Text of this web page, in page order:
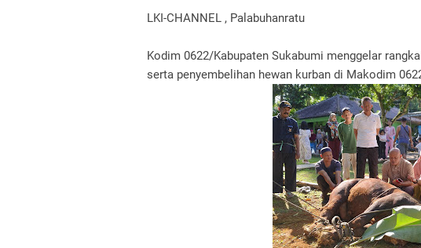
LKI-CHANNEL , Palabuhanratu
Kodim 0622/Kabupaten Sukabumi menggelar
serta penyembelihan hewan kurban di Makodim